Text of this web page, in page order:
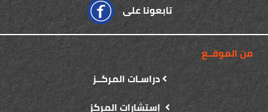
تابعونا على
من الموقــع
دراسـات المركــز
إستشارات المركز